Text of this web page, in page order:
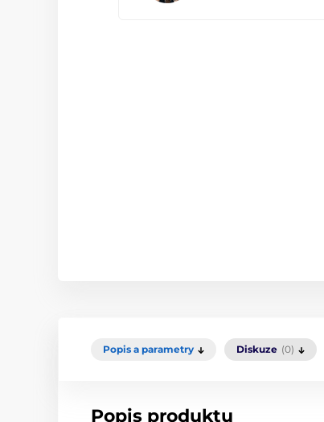
Popis a parametry Diskuze (0)
Popis produktu